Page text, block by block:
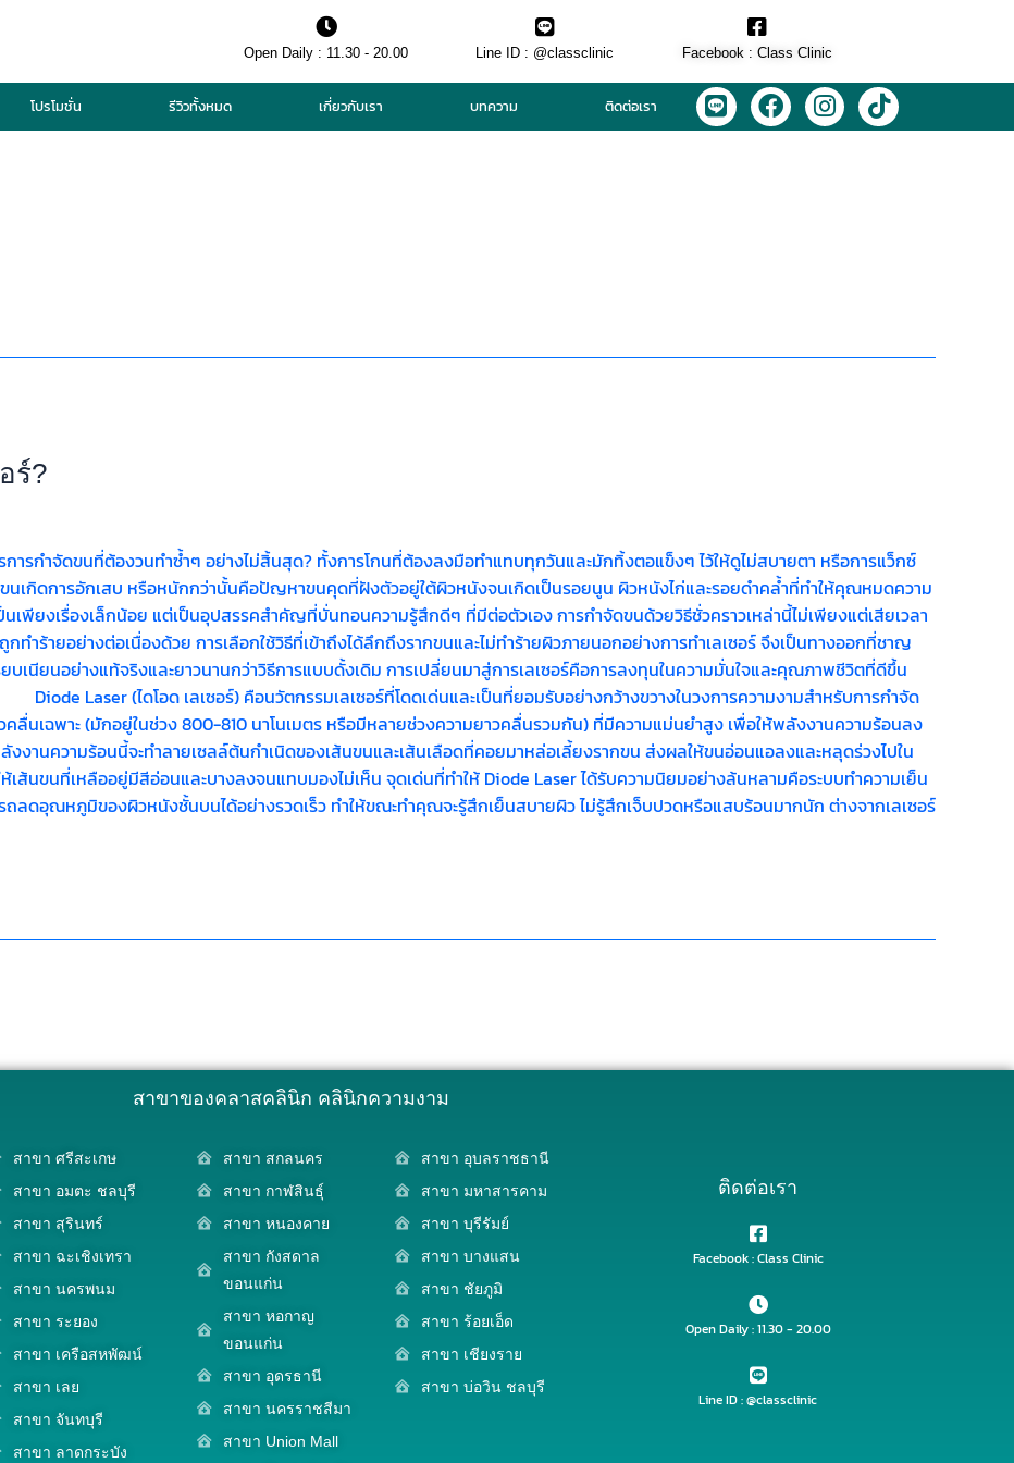
Open Daily : 11.30 - 20.00 Line ID : @classclinic​ Facebook : Class Clinic
โปรโมชั่น รีวิวทั้งหมด เกี่ยวกับเรา บทความ ติดต่อเรา L
i
F
a
I
n
T
i
ร์?
รกำจัดขนที่ต้องวนทำซ้ำๆ อย่างไม่สิ้นสุด? ทั้งการโกนที่ต้องลงมือทำแทบทุกวันและมักทิ้งตอแข็งๆ ไว้ให้ดูไม่สบายตา หรือการแว็กซ์
นเกิดการอักเสบ หรือหนักกว่านั้นคือปัญหาขนคุดที่ฝังตัวอยู่ใต้ผิวหนังจนเกิดเป็นรอยนูน ผิวหนังไก่และรอยดำคล้ำที่ทำให้คุณหมดความ
นเพียงเรื่องเล็กน้อย แต่เป็นอุปสรรคสำคัญที่บั่นทอนความรู้สึกดีๆ ที่มีต่อตัวเอง การกำจัดขนด้วยวิธีชั่วคราวเหล่านี้ไม่เพียงแต่เสียเวลา
กทำร้ายอย่างต่อเนื่องด้วย การเลือกใช้วิธีที่เข้าถึงได้ลึกถึงรากขนและไม่ทำร้ายผิวภายนอกอย่างการทำเลเซอร์ จึงเป็นทางออกที่ชาญ
เนียนอย่างแท้จริงและยาวนานกว่าวิธีการแบบดั้งเดิม การเปลี่ยนมาสู่การเลเซอร์คือการลงทุนในความมั่นใจและคุณภาพชีวิตที่ดีขึ้น
Laser (ไดโอด เลเซอร์) คือนวัตกรรมเลเซอร์ที่โดดเด่นและเป็นที่ยอมรับอย่างกว้างขวางในวงการความงามสำหรับการกำจัด
นเฉพาะ (มักอยู่ในช่วง 800-810 นาโนเมตร หรือมีหลายช่วงความยาวคลื่นรวมกัน) ที่มีความแม่นยำสูง เพื่อให้พลังงานความร้อนลง
งานความร้อนนี้จะทำลายเซลล์ต้นกำเนิดของเส้นขนและเส้นเลือดที่คอยมาหล่อเลี้ยงรากขน ส่งผลให้ขนอ่อนแอลงและหลุดร่วงไปใน
เส้นขนที่เหลืออยู่มีสีอ่อนและบางลงจนแทบมองไม่เห็น จุดเด่นที่ทำให้ Diode Laser ได้รับความนิยมอย่างล้นหลามคือระบบทำความเย็น
ลดอุณหภูมิของผิวหนังชั้นบนได้อย่างรวดเร็ว ทำให้ขณะทำคุณจะรู้สึกเย็นสบายผิว ไม่รู้สึกเจ็บปวดหรือแสบร้อนมากนัก ต่างจากเลเซอร์
สาขาของคลาสคลินิก คลินิกความงาม
สาขา ศรีสะเกษ
สาขา อมตะ ชลบุรี
สาขา สุรินทร์
สาขา ฉะเชิงเทรา
สาขา นครพนม
สาขา ระยอง
สาขา เครือสหพัฒน์
สาขา เลย
สาขา จันทบุรี
สาขา ลาดกระบัง
สาขา สกลนคร
สาขา กาฬสินธุ์
สาขา หนองคาย
สาขา กังสดาล
ขอนแก่น
สาขา หอกาญ
ขอนแก่น
สาขา อุดรธานี
สาขา นครราชสีมา
สาขา Union Mall
สาขา อุบลราชธานี
สาขา มหาสารคาม
สาขา บุรีรัมย์
สาขา บางแสน
สาขา ชัยภูมิ
สาขา ร้อยเอ็ด
สาขา เชียงราย
สาขา บ่อวิน ชลบุรี
ติดต่อเรา
Facebook : Class Clinic
Open Daily : 11.30 - 20.00
Line ID : @classclinic​